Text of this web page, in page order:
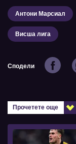
Антони Марсиал
Висша лига
Сподели
Прочетете още